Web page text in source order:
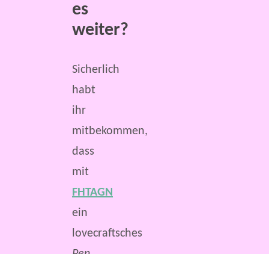
es
weiter?
Sicherlich
habt
ihr
mitbekommen,
dass
mit
FHTAGN
ein
lovecraftsches